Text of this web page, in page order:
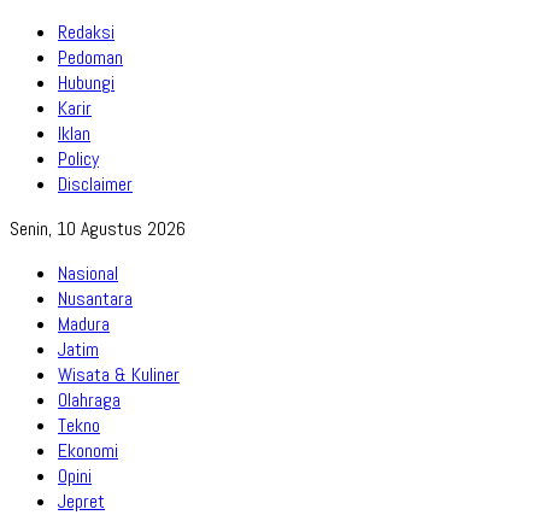
Redaksi
Pedoman
Hubungi
Karir
Iklan
Policy
Disclaimer
Senin, 10 Agustus 2026
Nasional
Nusantara
Madura
Jatim
Wisata & Kuliner
Olahraga
Tekno
Ekonomi
Opini
Jepret